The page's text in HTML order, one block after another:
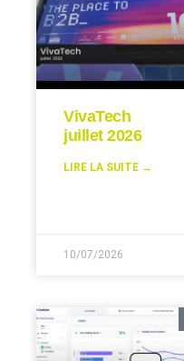
VivaTech
juillet 2026
LIRE LA SUITE →
10/07/2026